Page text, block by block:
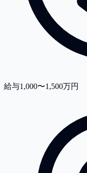
給与1,000〜1,500万円